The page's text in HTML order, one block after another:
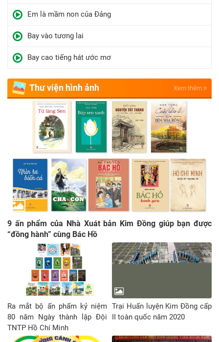
Em là mầm non của Đảng
Bay vào tương lai
Bay cao tiếng hát ước mơ
Thư viện hình ảnh Xem thêm
9 ấn phẩm của Nhà Xuát bản Kim Đồng giúp bạn được
“đồng hành” cùng Bác Hồ
Ra mắt bộ ấn phấm kỷ niệm
80 năm Ngày thành lập Đội
TNTP Hồ Chí Minh
Trại Huấn luyện Kim Đồng cấp
II toàn quốc năm 2020